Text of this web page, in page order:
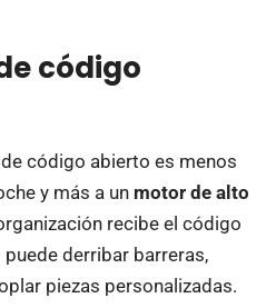
código
código abierto es menos
y más a un motor de alto
recibe el código
derribar barreras,
piezas personalizadas.